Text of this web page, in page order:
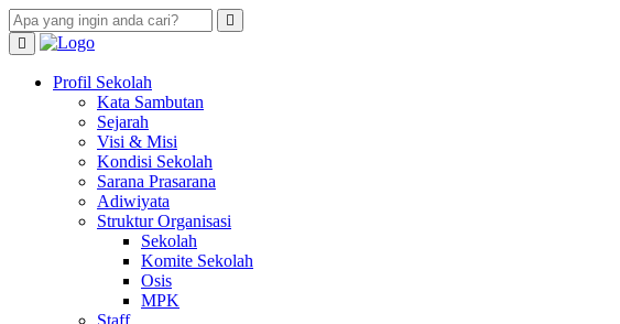
Profil Sekolah
Kata Sambutan
Sejarah
Visi & Misi
Kondisi Sekolah
Sarana Prasarana
Adiwiyata
Struktur Organisasi
Sekolah
Komite Sekolah
Osis
MPK
Staff